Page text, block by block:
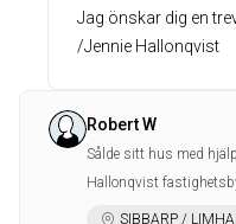
Jag önskar dig en
/Jennie Hallonqvist
Robert W
Sålde sitt hus med
Hallonqvist
SIBBARP /